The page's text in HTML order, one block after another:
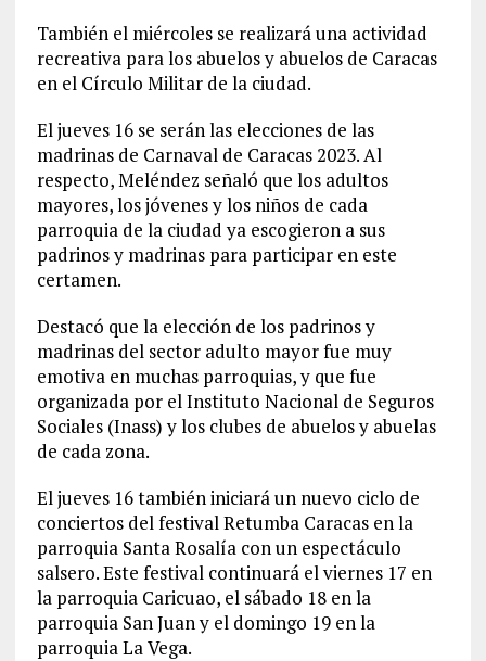
También el miércoles se realizará una actividad
recreativa para los abuelos y abuelos de Caracas
en el Círculo Militar de la ciudad.
El jueves 16 se serán las elecciones de las
madrinas de Carnaval de Caracas 2023. Al
respecto, Meléndez señaló que los adultos
mayores, los jóvenes y los niños de cada
parroquia de la ciudad ya escogieron a sus
padrinos y madrinas para participar en este
certamen.
Destacó que la elección de los padrinos y
madrinas del sector adulto mayor fue muy
emotiva en muchas parroquias, y que fue
organizada por el Instituto Nacional de Seguros
Sociales (Inass) y los clubes de abuelos y abuelas
de cada zona.
El jueves 16 también iniciará un nuevo ciclo de
conciertos del festival Retumba Caracas en la
parroquia Santa Rosalía con un espectáculo
salsero. Este festival continuará el viernes 17 en
la parroquia Caricuao, el sábado 18 en la
parroquia San Juan y el domingo 19 en la
parroquia La Vega.